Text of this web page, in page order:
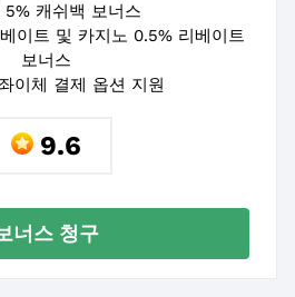
5% 캐쉬백 보너스
이트 및 카지노 0.5% 리베이트
보너스
이체 결제 옵션 지원
9.6
너스 청구